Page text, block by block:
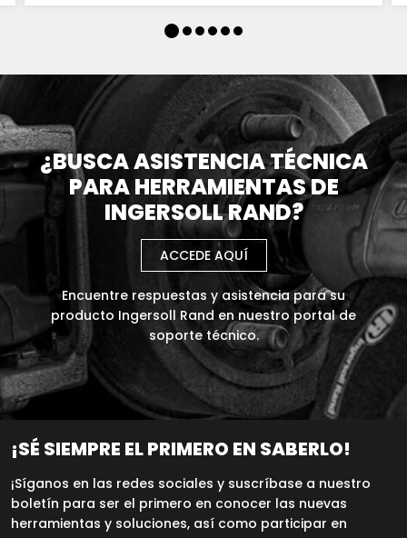
¿BUSCA ASISTENCIA TÉCNICA
PARA HERRAMIENTAS DE
INGERSOLL RAND?
ACCEDE AQUÍ
Encuentre respuestas y asistencia para su
producto Ingersoll Rand en nuestro portal de
soporte técnico.
¡SÉ SIEMPRE EL PRIMERO EN SABERLO!
¡Síganos en las redes sociales y suscríbase a nuestro
boletín para ser el primero en conocer las nuevas
herramientas y soluciones, así como participar en